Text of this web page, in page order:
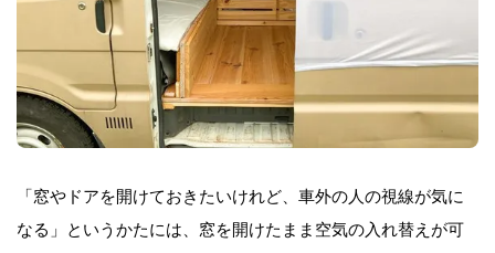
「窓やドアを開けておきたいけれど、車外の人の視線が気に
なる」というかたには、窓を開けたまま空気の入れ替えが可